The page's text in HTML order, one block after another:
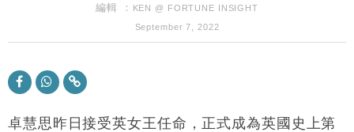
財經｜SA售股自救後再出手 斥4億美元押注未上市公
司
11:30
市場落地
東京半島
編輯 ：
KEN @ FORTUNE INSIGHT
September 7, 2022
卓慧思昨日接受英女王任命，正式成為英國史上第